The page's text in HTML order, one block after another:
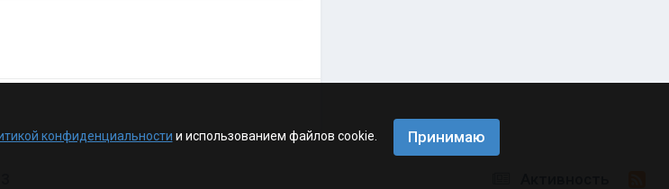
конфиденциальности и использованием файлов cookie. Принимаю